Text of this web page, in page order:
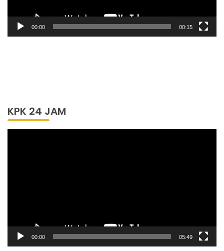
00:00 00:15
KPK 24 JAM
00:00 05:49